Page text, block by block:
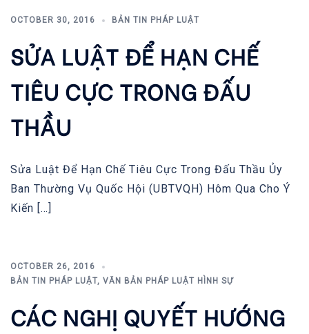
OCTOBER 30, 2016 BẢN TIN PHÁP LUẬT
SỬA LUẬT ĐỂ HẠN CHẾ
TIÊU CỰC TRONG ĐẤU
THẦU
Sửa Luật Để Hạn Chế Tiêu Cực Trong Đấu Thầu Ủy
Ban Thường Vụ Quốc Hội (UBTVQH) Hôm Qua Cho Ý
Kiến […]
OCTOBER 26, 2016
BẢN TIN PHÁP LUẬT, VĂN BẢN PHÁP LUẬT HÌNH SỰ
CÁC NGHỊ QUYẾT HƯỚNG